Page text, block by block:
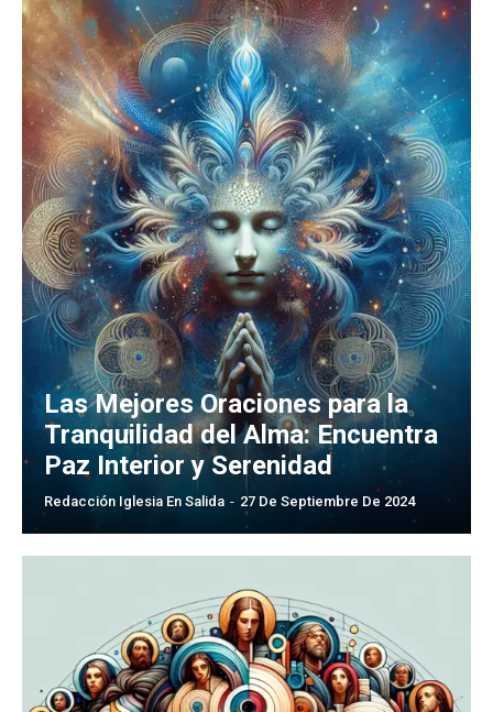
Las Mejores Oraciones para la
Tranquilidad del Alma: Encuentra
Paz Interior y Serenidad
Redacción Iglesia En Salida - 27 De Septiembre De 2024